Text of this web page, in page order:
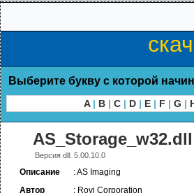
Выберите букву с которой
A | B | C | D | E | F | G |
AS_Storage_w32.dll
Версия dll: 5.00.10.0
Описание
: AS Imaging
Автор
: Rovi Corporation